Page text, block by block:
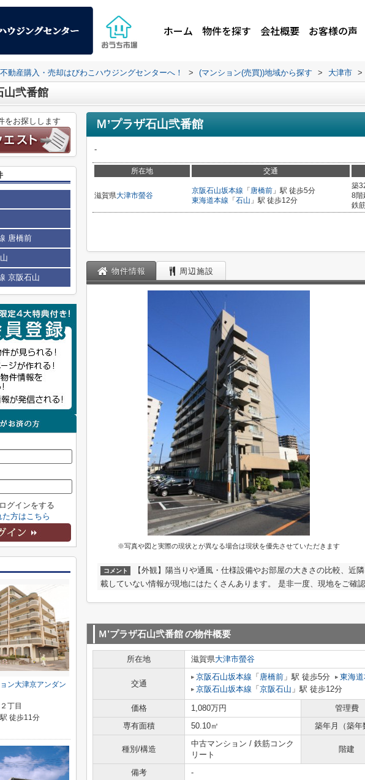
ホーム 物件を探す 会社概要 お客様の声
動産購入・売却はびわこハウジングセンターへ！ > (マンション(売買))地域から探す > 大津市 >
山弐番館
Ｍ’プラザ石山弐番館
-
所在地 交通
滋賀県大津市螢谷
京阪石山坂本線 「 唐橋前 」駅 徒歩5分
東海道本線 「 石山 」駅 徒歩12分
築
8階
鉄
物件情報 周辺施設
※写真や図と実際の現状とが異なる場合は現状を優先させていただきます
コメント
【外観】陽当りや通風・仕様設備やお部屋の大きさの比較、近
載していない情報が現地にはたくさんあります。 是非一度、現地をご確認
Ｍ’プラザ石山弐番館の物件概要
所在地 滋賀県大津市螢谷
交通
京阪石山坂本線 「 唐橋前 」駅 徒歩5分 東海
京阪石山坂本線 「 京阪石山 」駅 徒歩12分
価格 1,080万円 管理費
専有面積
50.10㎡ 築年月（築年
種別/構造
中古マンション / 鉄筋コンク
リート
階建
備考 -
をお探しします
唐橋前
京阪石山
グインをする
方はこちら
ン大津京アンダン
丁目
徒歩11分